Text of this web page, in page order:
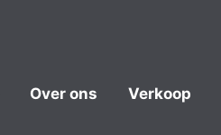
Over ons Verkoop